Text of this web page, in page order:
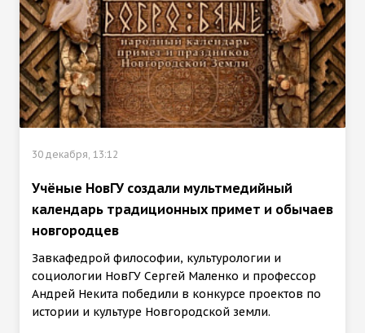
30 декабря, 13:12
Учёные НовГУ создали мультмедийный
календарь традиционных примет и обычаев
новгородцев
Завкафедрой философии, культурологии и
социологии НовГУ Сергей Маленко и профессор
Андрей Некита победили в конкурсе проектов по
истории и культуре Новгородской земли.